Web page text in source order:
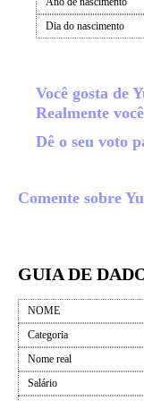
Dia do nascimento
Você gosta de
Realmente
Dê o seu voto
Comente sobre
GUIA DE
NOME
Categoria
Nome real
Salário